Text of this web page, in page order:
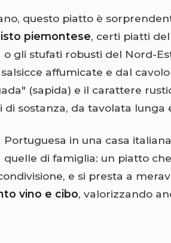
questo piatto è
piemontese, certi piatti
o gli stufati robusti del Nord-
affumicate e dal
(sapida) e il carattere
sostanza, da tavolata lunga
Portuguesa in una casa
quelle di famiglia: un piatto
e si presta a
vino e cibo, valorizzando